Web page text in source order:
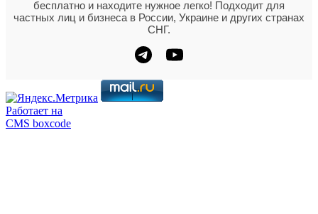
бесплатно и находите нужное легко! Подходит для
частных лиц и бизнеса в России, Украине и других странах
СНГ.
Работает на
CMS boxcode